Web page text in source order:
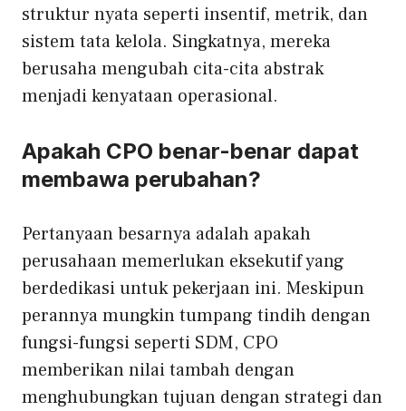
struktur nyata seperti insentif, metrik, dan
sistem tata kelola. Singkatnya, mereka
berusaha mengubah cita-cita abstrak
menjadi kenyataan operasional.
Apakah CPO benar-benar dapat
membawa perubahan?
Pertanyaan besarnya adalah apakah
perusahaan memerlukan eksekutif yang
berdedikasi untuk pekerjaan ini. Meskipun
perannya mungkin tumpang tindih dengan
fungsi-fungsi seperti SDM, CPO
memberikan nilai tambah dengan
menghubungkan tujuan dengan strategi dan